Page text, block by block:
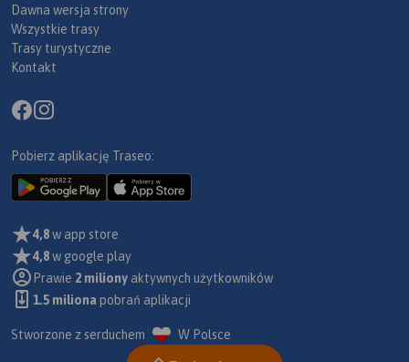
Dawna wersja strony
Wszystkie trasy
Trasy turystyczne
Kontakt
Pobierz aplikację Traseo:
4,8w app store
4,8w google play
Prawie 2 miliony aktywnych użytkowników
1.5 miliona pobrań aplikacji
Stworzone z serduchem W Polsce